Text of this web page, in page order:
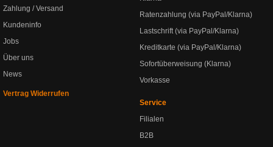
Zahlung / Versand
Kundeninfo
Jobs
Über uns
News
Vertrag Widerrufen
Ratenzahlung (via PayPal/Klarna)
Lastschrift (via PayPal/Klarna)
Kreditkarte (via PayPal/Klarna)
Sofortüberweisung (Klarna)
Vorkasse
Service
Filialen
B2B